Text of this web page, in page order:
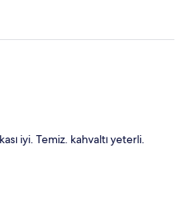
iyi. Temiz. kahvaltı yeterli.